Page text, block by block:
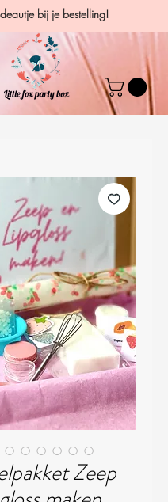
bij je bestelling!
Zeep